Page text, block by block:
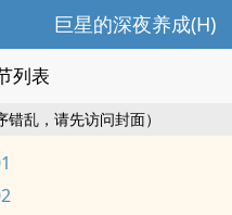
巨星的深夜养成(H)
列表
乱，请先访问封面）